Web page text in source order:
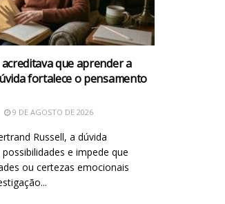
que aprender a
fortalece o pensamento
9 DE AGOSTO DE 2026
Russell, a dúvida
e impede que
ou certezas emocionais